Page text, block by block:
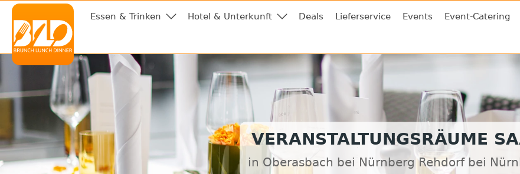
Essen & Trinken Hotel & Unterkunft Deals Lieferservice Events Event-Catering
VERANSTALTUNGSRÄUME
in Oberasbach bei Nürnberg Rehdorf bei